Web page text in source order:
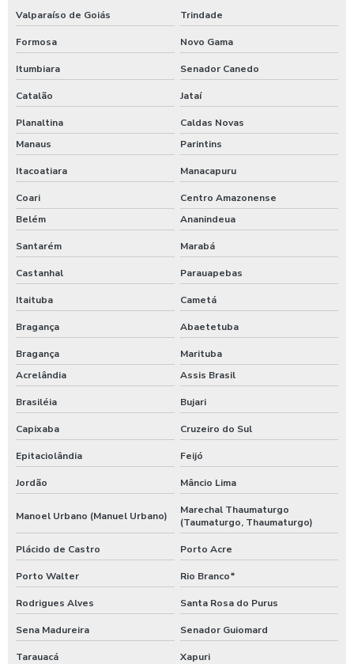
Valparaíso de Goiás Trindade
Formosa Novo Gama
Itumbiara Senador Canedo
Catalão Jataí
Planaltina
Caldas Novas
Manaus
Parintins
Itacoatiara Manacapuru
Coari
Centro Amazonense
Belém
Ananindeua
Santarém Marabá
Castanhal Parauapebas
Itaituba Cametá
Bragança Abaetetuba
Bragança
Marituba
Acrelândia
Assis Brasil
Brasiléia Bujari
Capixaba Cruzeiro do Sul
Epitaciolândia Feijó
Jordão Mâncio Lima
Manoel Urbano (Manuel Urbano)
Marechal Thaumaturgo
(Taumaturgo, Thaumaturgo)
Plácido de Castro Porto Acre
Porto Walter Rio Branco*
Rodrigues Alves Santa Rosa do Purus
Sena Madureira Senador Guiomard
Tarauacá Xapuri